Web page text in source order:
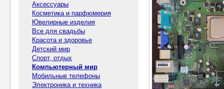
Аксессуары
Косметика и парфюмерия
Ювелирные изделия
Все для свадьбы
Красота и здоровье
Детский мир
Спорт, отдых
Компьютерный мир
Мобильные телефоны
Электроника и техника